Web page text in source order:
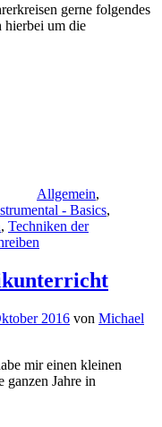
gerne folgendes
um die
Allgemein,
- Basics,
, Techniken der
2016 von Michael
mir einen kleinen
ganzen Jahre in